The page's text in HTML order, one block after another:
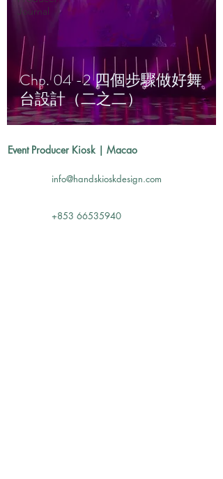
Journal
Chp. 04 -2 四個步驟做好舞
台設計（二之二）
​Event Producer Kiosk | Macao
info@handskioskdesign.com
+853 66535940